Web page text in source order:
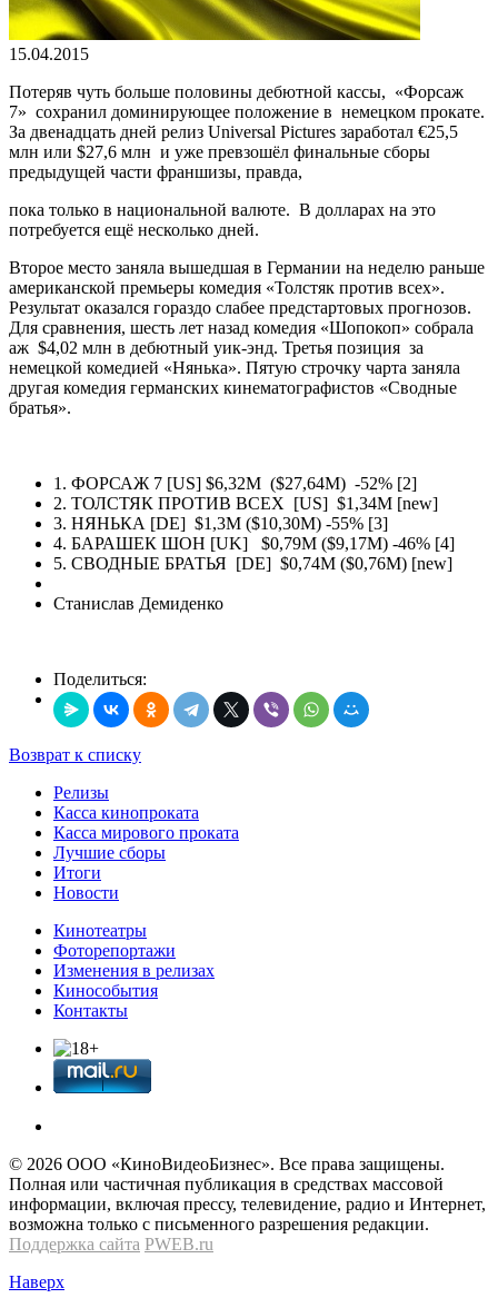
15.04.2015
Потеряв чуть больше половины дебютной кассы, «Форсаж
7» сохранил доминирующее положение в немецком прокате.
За двенадцать дней релиз Universal Pictures заработал €25,5
млн или $27,6 млн и уже превзошёл финальные сборы
предыдущей части франшизы, правда,
пока только в национальной валюте. В долларах на это
потребуется ещё несколько дней.
Второе место заняла вышедшая в Германии на неделю раньше
американской премьеры комедия «Толстяк против всех».
Результат оказался гораздо слабее предстартовых прогнозов.
Для сравнения, шесть лет назад комедия «Шопокоп» собрала
аж $4,02 млн в дебютный уик-энд. Третья позиция за
немецкой комедией «Нянька». Пятую строчку чарта заняла
другая комедия германских кинематографистов «Сводные
братья».
1. ФОРСАЖ 7 [US] $6,32M ($27,64М) -52% [2]
2. ТОЛСТЯК ПРОТИВ ВСЕХ [US] $1,34M [new]
3. НЯНЬКА [DE] $1,3M ($10,30М) -55% [3]
4. БАРАШЕК ШОН [UK] $0,79M ($9,17М) -46% [4]
5. СВОДНЫЕ БРАТЬЯ [DE] $0,74M ($0,76М) [new]
Станислав Демиденко
Поделиться:
Возврат к списку
Релизы
Касса кинопроката
Касса мирового проката
Лучшие сборы
Итоги
Новости
Кинотеатры
Фоторепортажи
Изменения в релизах
Кинособытия
Контакты
© 2026 OOО «КиноВидеоБизнес». Все права защищены.
Полная или частичная публикация в средствах массовой
информации, включая прессу, телевидение, радио и Интернет,
возможна только с письменного разрешения редакции.
Поддержка сайта PWEB.ru
Наверх